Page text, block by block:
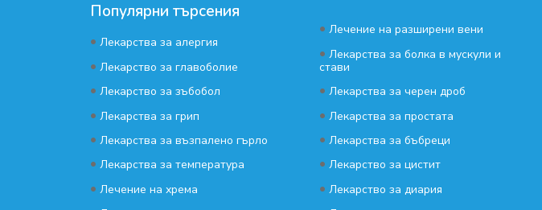
Популярни търсения
• Лекарства за алергия
• Лекарство за главоболие
• Лекарство за зъбобол
• Лекарства за грип
• Лекарства за възпалено гърло
• Лекарства за температура
• Лечение на хрема
• Лечение на разширени вени
• Лекарства за болка в мускули и
стави
• Лекарства за черен дроб
• Лекарства за простата
• Лекарства за бъбреци
• Лекарство за цистит
• Лекарство за диария